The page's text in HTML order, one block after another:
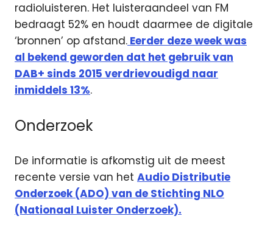
radioluisteren. Het luisteraandeel van FM
bedraagt 52% en houdt daarmee de digitale
‘bronnen’ op afstand. Eerder deze week was
al bekend geworden dat het gebruik van
DAB+ sinds 2015 verdrievoudigd naar
inmiddels 13%.
Onderzoek
De informatie is afkomstig uit de meest
recente versie van het Audio Distributie
Onderzoek (ADO) van de Stichting NLO
(Nationaal Luister Onderzoek).